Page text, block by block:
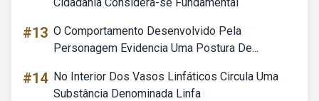
#13 O Comportamento Desenvolvido Pela
Personagem Evidencia Uma Postura De...
#14 No Interior Dos Vasos Linfáticos Circula Uma
Substância Denominada Linfa